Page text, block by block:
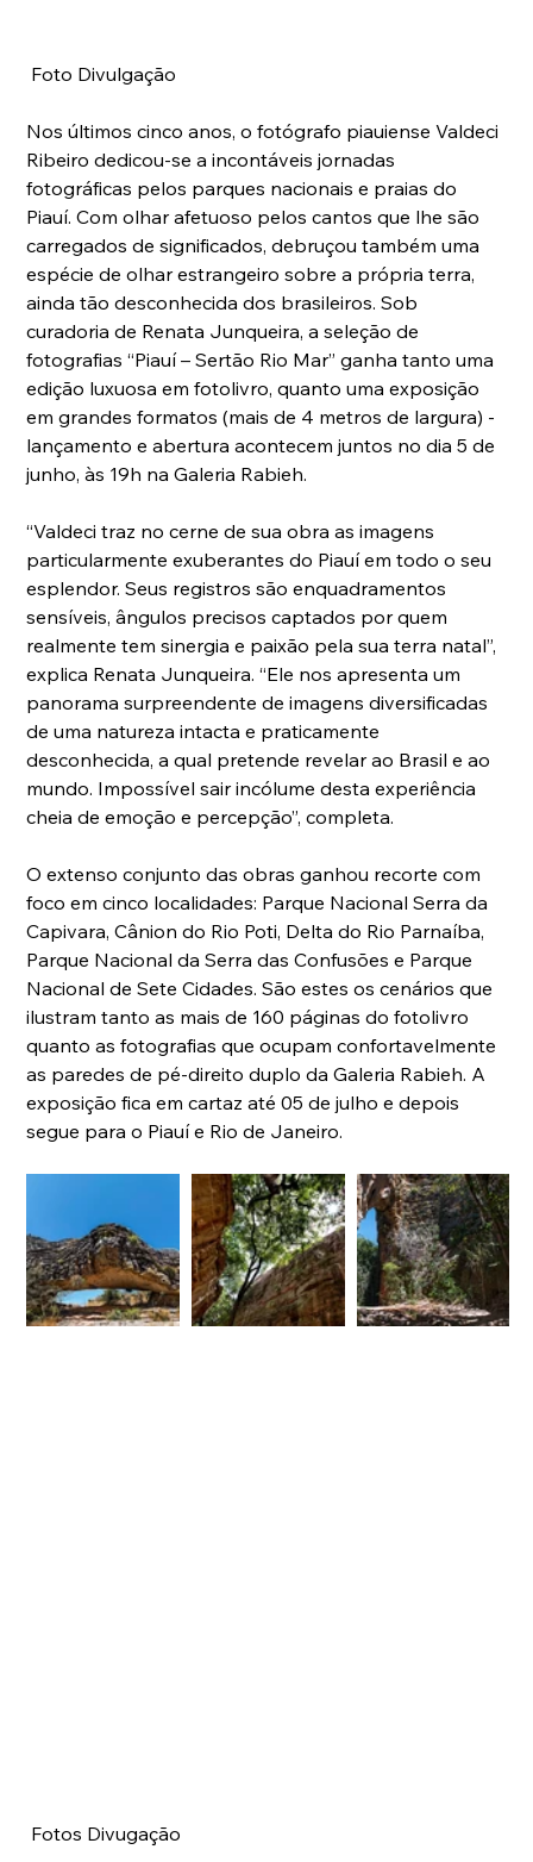
Foto Divulgação
Nos últimos cinco anos, o fotógrafo piauiense Valdeci
Ribeiro dedicou-se a incontáveis jornadas
fotográficas pelos parques nacionais e praias do
Piauí. Com olhar afetuoso pelos cantos que lhe são
carregados de significados, debruçou também uma
espécie de olhar estrangeiro sobre a própria terra,
ainda tão desconhecida dos brasileiros. Sob
curadoria de Renata Junqueira, a seleção de
fotografias “Piauí – Sertão Rio Mar” ganha tanto uma
edição luxuosa em fotolivro, quanto uma exposição
em grandes formatos (mais de 4 metros de largura) -
lançamento e abertura acontecem juntos no dia 5 de
junho, às 19h na Galeria Rabieh.
“Valdeci traz no cerne de sua obra as imagens
particularmente exuberantes do Piauí em todo o seu
esplendor. Seus registros são enquadramentos
sensíveis, ângulos precisos captados por quem
realmente tem sinergia e paixão pela sua terra natal”,
explica Renata Junqueira. “Ele nos apresenta um
panorama surpreendente de imagens diversificadas
de uma natureza intacta e praticamente
desconhecida, a qual pretende revelar ao Brasil e ao
mundo. Impossível sair incólume desta experiência
cheia de emoção e percepção”, completa.
O extenso conjunto das obras ganhou recorte com
foco em cinco localidades: Parque Nacional Serra da
Capivara, Cânion do Rio Poti, Delta do Rio Parnaíba,
Parque Nacional da Serra das Confusões e Parque
Nacional de Sete Cidades. São estes os cenários que
ilustram tanto as mais de 160 páginas do fotolivro
quanto as fotografias que ocupam confortavelmente
as paredes de pé-direito duplo da Galeria Rabieh. A
exposição fica em cartaz até 05 de julho e depois
segue para o Piauí e Rio de Janeiro.
Fotos Divugação